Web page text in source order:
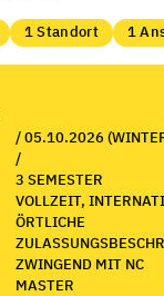
1 Standort 1
/ 05.10.2026
/
3 SEMESTER
VOLLZEIT,
ÖRTLICHE
ZWINGEND MIT NC
MASTER